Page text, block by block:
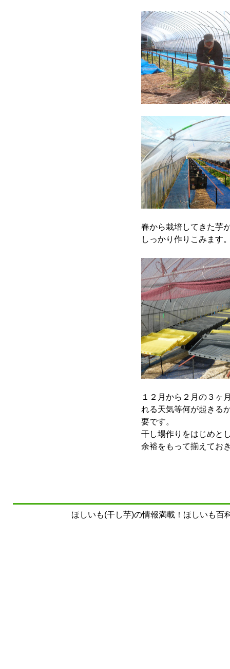
春から栽培してきた芋
しっかり作りこみます
１２月から２月の３ヶ
れる天気等何が起きる
要です。
干し場作りをはじめと
余裕をもって揃えてお
ほしいも(干し芋)の情報満載！ほしいも